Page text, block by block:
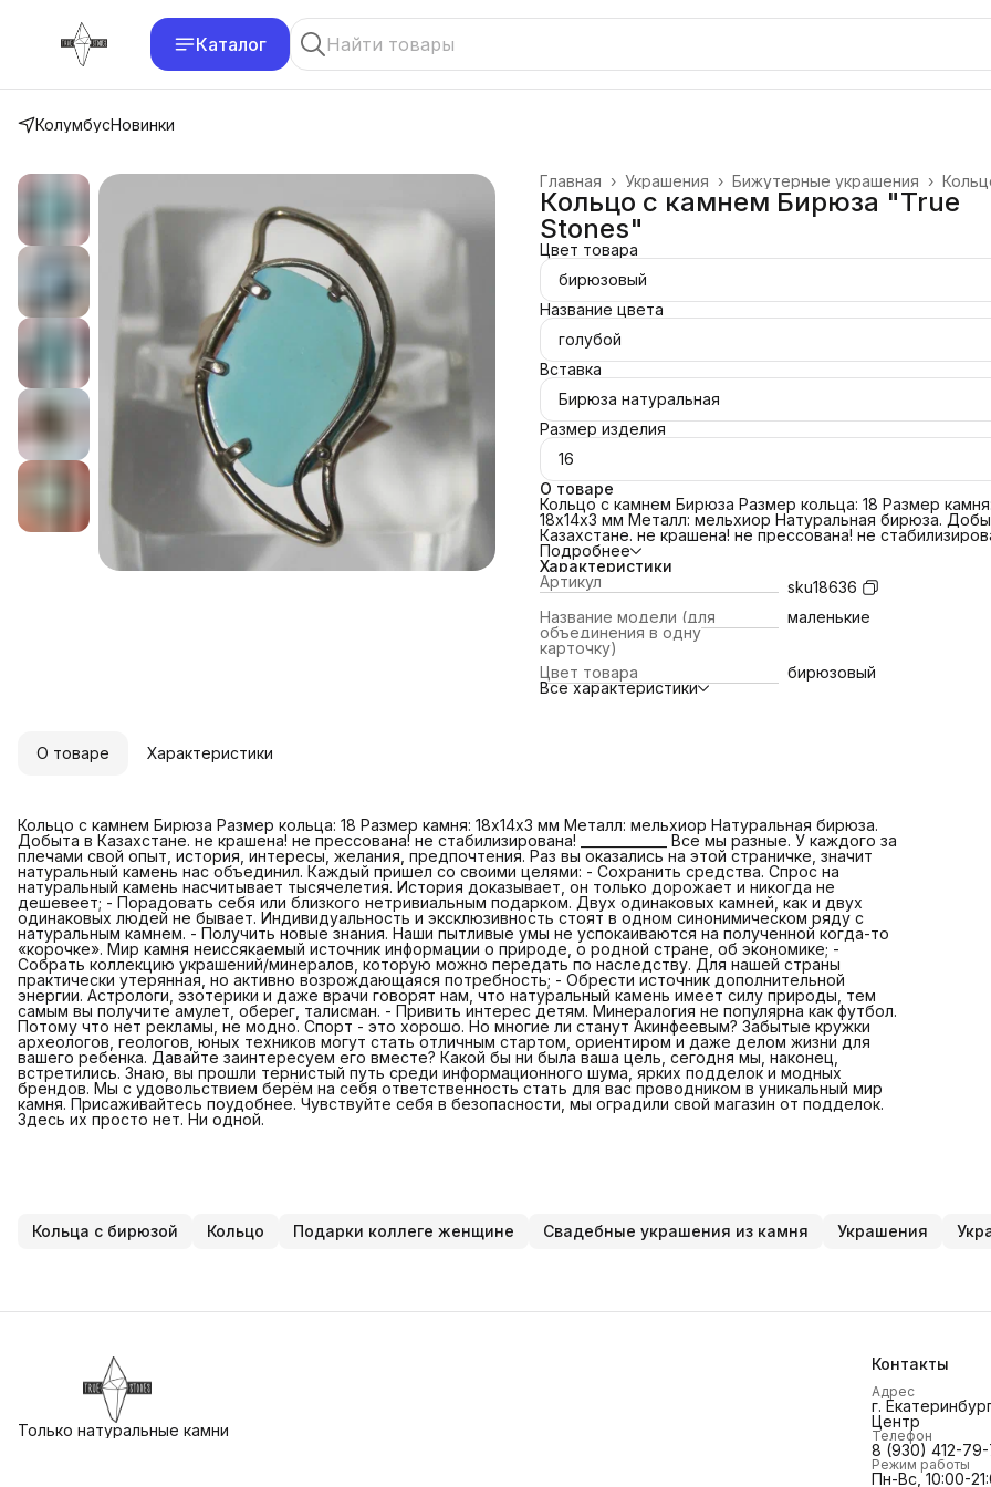
Каталог
КолумбусНовинки
Бижутерные украшения ›
Украшения ›
Главная ›
Кольцо с камнем Бирюза "True
Stones"
Цвет товара
бирюзовый
Название цвета
голубой
Вставка
Бирюза натуральная
Размер изделия
16
О товаре
Кольцо с камнем Бирюза Размер кольца: 18 Размер камня:
18х14х3 мм Металл: мельхиор Натуральная бирюза.
Казахстане. не крашена! не прессована! не
_____________ Все мы разные. У каждого за плечами свой
история, интересы, желания, предпочтения. Раз вы
оказались на этой страничке, значит натуральный камень
объединил. Каждый пришел со своими целями: -
средства. Спрос на натуральный камень насчитывает
тысячелетия. История доказывает, он только дорожает и
никогда не дешевеет; - Порадовать себя или близкого
нетривиальным подарком. Двух одинаковых камней, как и
двух одинаковых людей не бывает. Индивидуальность и
эксклюзивность стоят в одном синонимическом ряду с
говорят нам, что натуральный камень имеет силу
тем самым вы получите амулет, оберег, талисман. -
интерес детям. Минералогия не популярна как футбол.
Потому что нет рекламы, не модно. Спорт - это хорошо.
многие ли станут Акинфеевым? Забытые кружки
геологов, юных техников могут стать отличным стартом,
ориентиром и даже делом жизни для вашего ребенка.
Давайте заинтересуем его вместе? Какой бы ни была
цель, сегодня мы, наконец, встретились. Знаю, вы прошли
тернистый путь среди информационного шума, ярких
подделок и модных брендов. Мы с удовольствием берём
себя ответственность стать для вас проводником в
уникальный мир камня. Присаживайтесь поудобнее.
Чувствуйте себя в безопасности, мы оградили свой
от подделок. Здесь их просто нет. Ни одной.
Подробнее
Характеристики
Артикул
sku18636
Название модели (для
объединения в одну
карточку)
маленькие
Цвет товара
бирюзовый
Все характеристики
О товаре Характеристики
Кольцо с камнем Бирюза Размер кольца: 18 Размер камня: 18х14х3 мм Металл: мельхиор Натуральная бирюза.
Добыта в Казахстане. не крашена! не прессована! не стабилизирована! _____________ Все мы разные. У каждого за
плечами свой опыт, история, интересы, желания, предпочтения. Раз вы оказались на этой страничке, значит
натуральный камень нас объединил. Каждый пришел со своими целями: - Сохранить средства. Спрос на
натуральный камень насчитывает тысячелетия. История доказывает, он только дорожает и никогда не
дешевеет; - Порадовать себя или близкого нетривиальным подарком. Двух одинаковых камней, как и двух
одинаковых людей не бывает. Индивидуальность и эксклюзивность стоят в одном синонимическом ряду с
натуральным камнем. - Получить новые знания. Наши пытливые умы не успокаиваются на полученной когда-то
«корочке». Мир камня неиссякаемый источник информации о природе, о родной стране, об экономике; -
Собрать коллекцию украшений/минералов, которую можно передать по наследству. Для нашей страны
практически утерянная, но активно возрождающаяся потребность; - Обрести источник дополнительной
энергии. Астрологи, эзотерики и даже врачи говорят нам, что натуральный камень имеет силу природы, тем
самым вы получите амулет, оберег, талисман. - Привить интерес детям. Минералогия не популярна как футбол.
Потому что нет рекламы, не модно. Спорт - это хорошо. Но многие ли станут Акинфеевым? Забытые кружки
археологов, геологов, юных техников могут стать отличным стартом, ориентиром и даже делом жизни для
вашего ребенка. Давайте заинтересуем его вместе? Какой бы ни была ваша цель, сегодня мы, наконец,
встретились. Знаю, вы прошли тернистый путь среди информационного шума, ярких подделок и модных
брендов. Мы с удовольствием берём на себя ответственность стать для вас проводником в уникальный мир
камня. Присаживайтесь поудобнее. Чувствуйте себя в безопасности, мы оградили свой магазин от подделок.
Здесь их просто нет. Ни одной.
Кольца с бирюзой Кольцо Подарки коллеге женщине Свадебные украшения из камня Украшения
Только натуральные камни
Контакты
Адрес
г.
Центр
Телефон
8 (930) 412-79-
Режим работы
Пн-Вс, 10:00-